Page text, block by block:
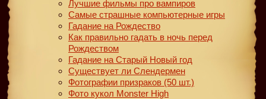
Лучшие фильмы про вампиров
Самые страшные компьютерные игры
Гадание на Рождество
Как правильно гадать в ночь перед
Рождеством
Гадание на Старый Новый год
Существует ли Слендермен
Фотографии призраков (50 шт.)
Фото кукол Monster High